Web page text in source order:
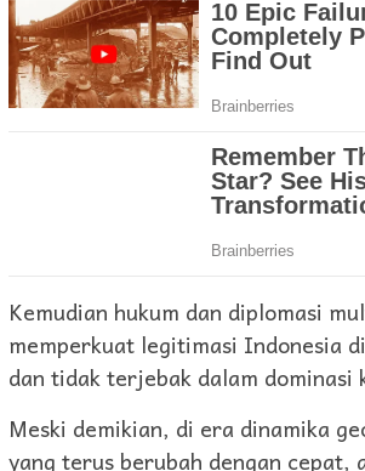
Kemudian hukum dan diplomasi
memperkuat legitimasi Indonesia
dan tidak terjebak dalam dominasi
Meski demikian, di era dinamika
yang terus berubah dengan cepat,